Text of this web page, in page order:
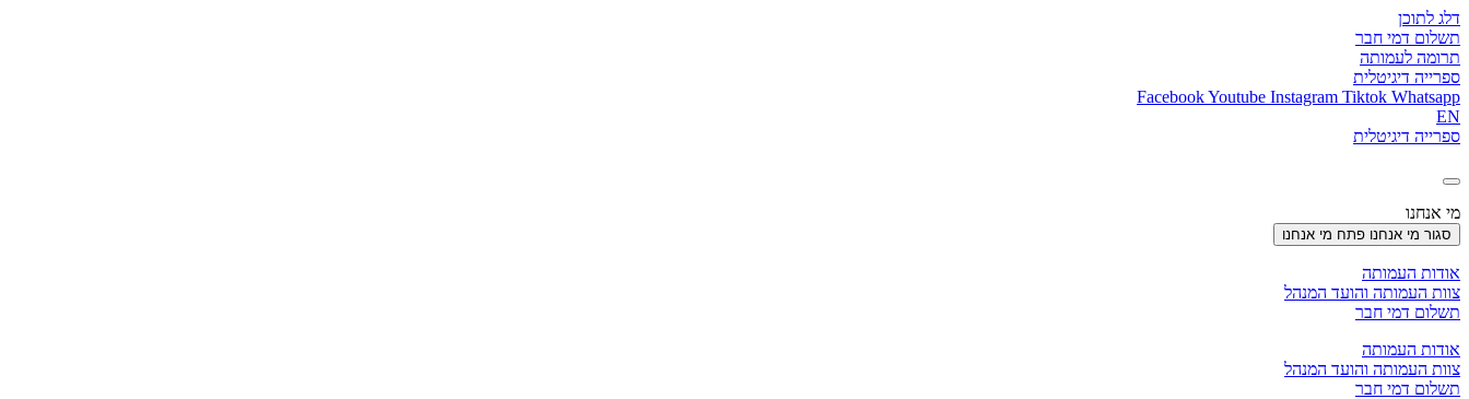
דלג לתוכן
תשלום דמי חבר
תרומה לעמותה
ספרייה דיגיטלית
FacebookYoutube Instagram Tiktok Whatsapp
EN
ספרייה דיגיטלית
מי אנחנו
סגור מי אנחנו פתח מי אנחנו
אודות העמותה
צוות העמותה והועד המנהל
תשלום דמי חבר
אודות העמותה
צוות העמותה והועד המנהל
תשלום דמי חבר